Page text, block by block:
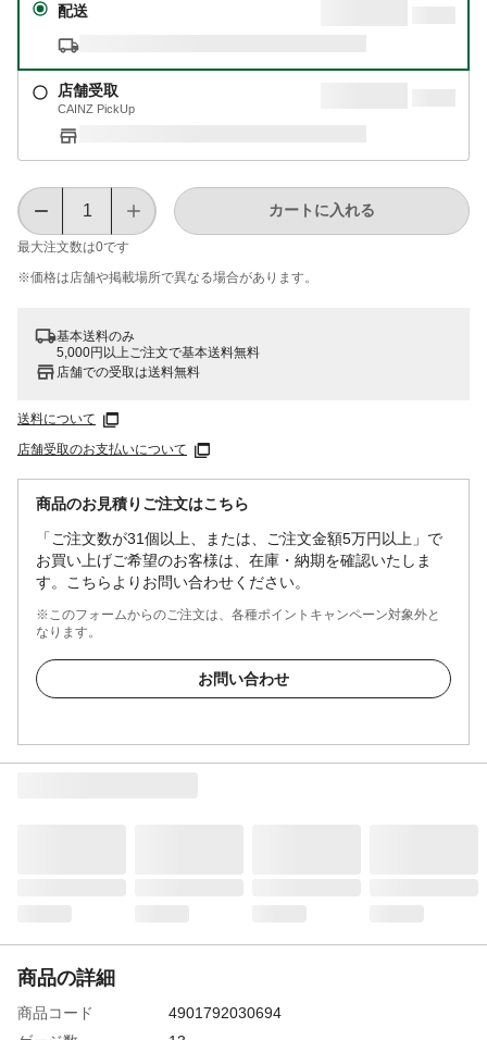
配送
店舗受取
CAINZ PickUp
最大注文数は0です
カートに入れる
※価格は​店舗や​掲載場所で​異なる​場合が​あります。
基本送料のみ
5,000円以上ご注文で基本送料無料
店舗での受取は送料無料
送料について
店舗受取のお支払いについて
商品のお見積りご注文はこちら
「ご注文数が31個以上、または、ご注文金額5万円以上」で
お買い上げご希望のお客様は、在庫・納期を確認いたしま
す。こちらよりお問い合わせください。
※このフォームからのご注文は、各種ポイントキャンペーン対象外と
なります。
お問い合わせ
商品の詳細
商品コード
4901792030694